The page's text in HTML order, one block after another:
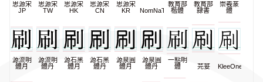
思源宋
JP
思源宋
TW
思源宋
HK
思源宋
CN
思源宋
KR
NomNaTong
教育部
楷體
教育部
隸書
崇羲篆
體
源流明
體月
源流明
體丹
源石黑
體月
源石黑
體丹
源泉圓
體月
源泉圓
體丹
一點明
體
芫荽 KleeOne